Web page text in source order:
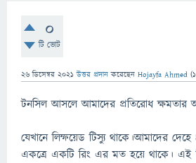
0
টি ভোট
26 ডিসেম্বর 2021 উত্তর প্রদান করেছেন Hojayfa Ahmed (
টনসিল আসলে আমাদের প্রতিরোধ ক্ষমতার
যেখানে লিম্ফয়েড টিস্যু থাকে।আমাদের
একত্রে একটি রিং এর মত হয়ে থাকে। এই